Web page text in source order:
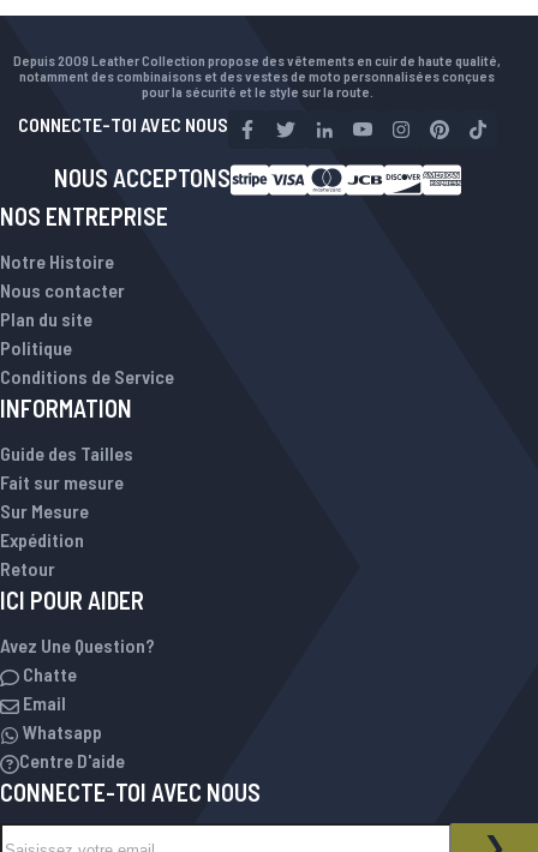
Depuis 2009 Leather Collection propose des vêtements en cuir de haute qualité,
notamment des combinaisons et des vestes de moto personnalisées conçues
pour la sécurité et le style sur la route.
CONNECTE-TOI AVEC NOUS
NOUS ACCEPTONS
NOS ENTREPRISE
Notre Histoire
Nous contacter
Plan du site
Politique
Conditions de Service
INFORMATION
Guide des Tailles
Fait sur mesure
Sur Mesure
Expédition
Retour
ICI POUR AIDER
Avez Une Question?
Chatte
Email
Whatsapp
Centre D'aide
CONNECTE-TOI AVEC NOUS
NEWSLETTER